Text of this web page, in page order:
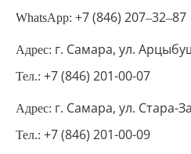
WhatsApp: +7 (846) 207‒32‒87
Адрес: г. Самара, ул.
Тел.: +7 (846) 201-00-07
Адрес: г. Самара, ул. Стара-
Тел.: +7 (846) 201-00-09